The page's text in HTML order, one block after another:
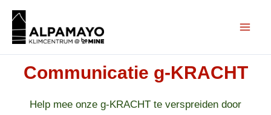
naar
inhoud
Communicatie g-KRACHT
Help mee onze g-KRACHT te verspreiden door